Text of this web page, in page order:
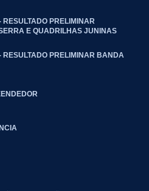
PRELIMINAR
E QUADRILHAS JUNINAS
RESULTADO PRELIMINAR BANDA